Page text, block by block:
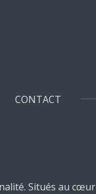
CONTACT
Situés au cœur